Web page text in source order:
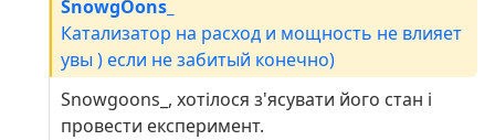
SnowgOons_
Катализатор на расход и мощность не влияет
увы ) если не забитый конечно)
Snowgoons_, хотілося з'ясувати його стан і
провести експеримент.